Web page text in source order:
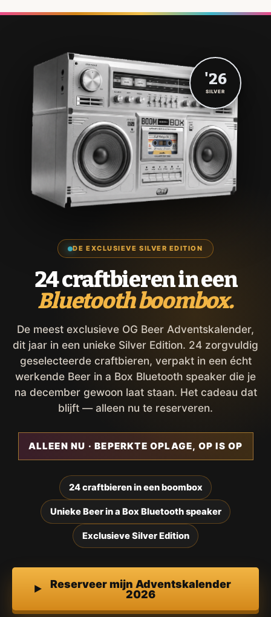
DE EXCLUSIEVE SILVER EDITION
24 craftbieren in een
Bluetooth boombox.
De meest exclusieve OG Beer Adventskalender,
dit jaar in een unieke Silver Edition. 24 zorgvuldig
geselecteerde craftbieren, verpakt in een écht
werkende Beer in a Box Bluetooth speaker die je
na december gewoon laat staan. Het cadeau dat
blijft — alleen nu te reserveren.
ALLEEN NU · BEPERKTE OPLAGE, OP IS OP
24 craftbieren in een boombox
Unieke Beer in a Box Bluetooth speaker
Exclusieve Silver Edition
Reserveer mijn Adventskalender
2026
'26
SILVER